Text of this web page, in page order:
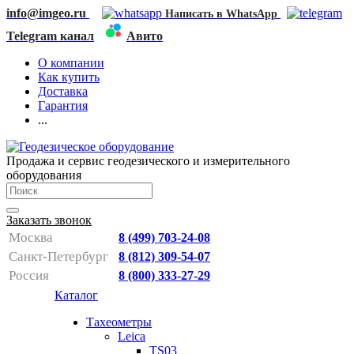
info@imgeo.ru Написать в WhatsApp
Telegram канал
Авито
О компании
Как купить
Доставка
Гарантия
...
Продажа и сервис геодезического и измерительного
оборудования
Заказать звонок
Москва 8 (499) 703-24-08
Санкт-Петербург 8 (812) 309-54-07
Россия 8 (800) 333-27-29
Каталог
Тахеометры
Leica
TS03